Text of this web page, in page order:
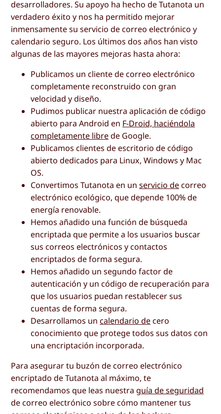
desarrolladores. Su apoyo ha hecho de Tutanota un
verdadero éxito y nos ha permitido mejorar
inmensamente su servicio de correo electrónico y
calendario seguro. Los últimos dos años han visto
algunas de las mayores mejoras hasta ahora:
Publicamos un cliente de correo electrónico
completamente reconstruido con gran
velocidad y diseño.
Pudimos publicar nuestra aplicación de código
abierto para Android en F-Droid, haciéndola
completamente librede Google.
Publicamos clientes de escritorio de código
abierto dedicados para Linux, Windows y Mac
OS.
Convertimos Tutanota en unservicio de correo
electrónico ecológico, que depende 100% de
energía renovable.
Hemos añadido una función de búsqueda
encriptada que permite a los usuarios buscar
sus correos electrónicos y contactos
encriptados de forma segura.
Hemos añadido un segundo factor de
autenticación y un código de recuperación para
que los usuarios puedan restablecer sus
cuentas de forma segura.
Desarrollamos un calendario de cero
conocimiento que protege todos sus datos con
una encriptación incorporada.
Para asegurar tu buzón de correo electrónico
encriptado de Tutanota al máximo, te
recomendamos que leas nuestra guía de seguridad
de correo electrónico sobre cómo mantener tus